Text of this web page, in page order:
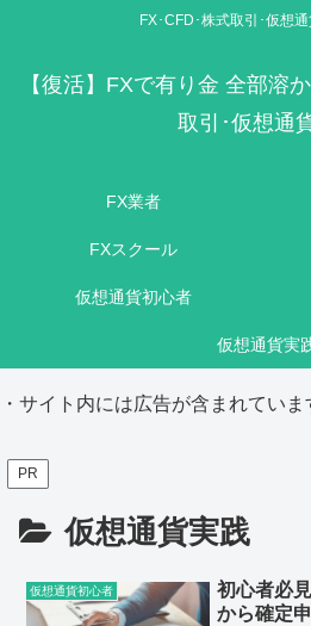
FX･CFD･株式取引･仮想
【復活】FXで有り金 全部溶
取引･仮想通貨
FX業者
FXスクール
仮想通貨初心者
仮想通貨実
・サイト内には広告が含まれていま
PR
仮想通貨実践
仮想通貨初心者
初心者必
から確定